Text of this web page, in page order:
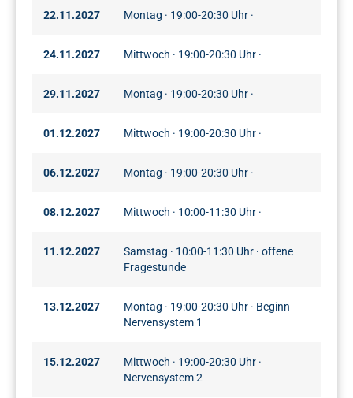
22.11.2027 Montag · 19:00-20:30 Uhr ·
24.11.2027 Mittwoch · 19:00-20:30 Uhr ·
29.11.2027 Montag · 19:00-20:30 Uhr ·
01.12.2027 Mittwoch · 19:00-20:30 Uhr ·
06.12.2027 Montag · 19:00-20:30 Uhr ·
08.12.2027 Mittwoch · 10:00-11:30 Uhr ·
11.12.2027
Samstag · 10:00-11:30 Uhr · offene
Fragestunde
13.12.2027
Montag · 19:00-20:30 Uhr · Beginn
Nervensystem 1
15.12.2027
Mittwoch · 19:00-20:30 Uhr ·
Nervensystem 2